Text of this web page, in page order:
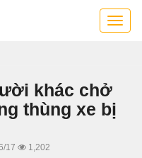
Cẩm
khác chở
thùng xe bị
17 1,202